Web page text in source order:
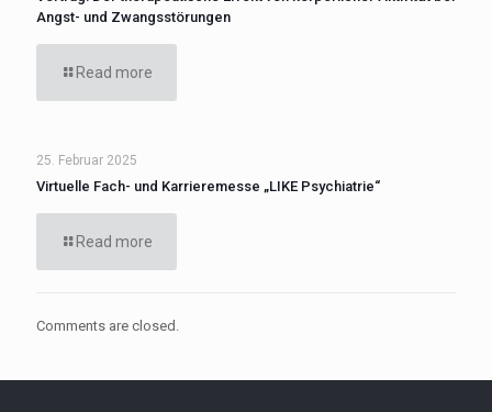
Angst- und Zwangsstörungen
Read more
25. Februar 2025
Virtuelle Fach- und Karrieremesse „LIKE Psychiatrie“
Read more
Comments are closed.